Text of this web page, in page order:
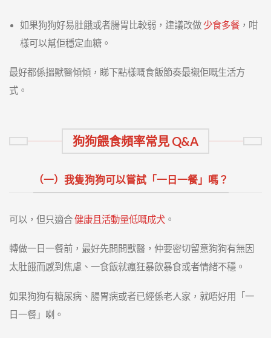
如果狗狗好易肚餓或者腸胃比較弱，建議改做少食多餐 ，咁
樣可以幫佢穩定血糖。
最好都係搵獸醫傾傾，睇下點樣嘅食飯節奏最襯佢嘅生活方
式。
狗狗餵食頻率常見 Q&A
（一）我隻狗狗可以嘗試「一日一餐」嗎？
可以，但只適合健康且活動量低嘅成犬 。
轉做一日一餐前，最好先問問獸醫，仲要密切留意狗狗有無因
太肚餓而感到焦慮、一食飯就瘋狂暴飲暴食或者情緒不穩。
如果狗狗有糖尿病、腸胃病或者已經係老人家，就唔好用「一
日一餐」喇。